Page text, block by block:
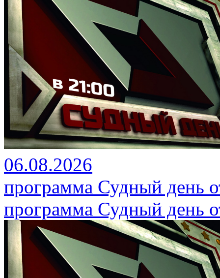
06.08.2026
программа Судный день
программа Судный день